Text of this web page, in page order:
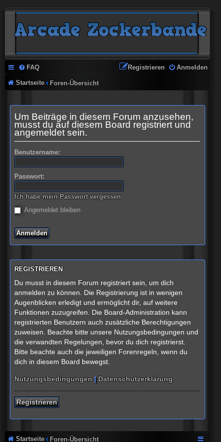
FAQ Anmelden
Registrieren
Startseite Foren-Übersicht
Um Beiträge in diesem Forum anzusehen,
musst du auf diesem Board registriert und
angemeldet sein.
Benutzername:
Passwort:
Ich habe mein Passwort vergessen
Angemeldet bleiben
REGISTRIEREN
Du musst in diesem Forum registriert sein, um dich
anmelden zu können. Die Registrierung ist in wenigen
Augenblicken erledigt und ermöglicht dir, auf weitere
Funktionen zuzugreifen. Die Board-Administration kann
registrierten Benutzern auch zusätzliche Berechtigungen
zuweisen. Beachte bitte unsere Nutzungsbedingungen und
die verwandten Regelungen, bevor du dich registrierst.
Bitte beachte auch die jeweiligen Forenregeln, wenn du
dich in diesem Board bewegst.
Nutzungsbedingungen |Datenschutzerklärung
Registrieren
Startseite Foren-Übersicht